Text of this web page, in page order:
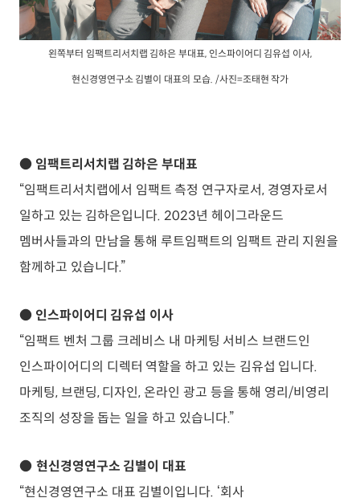
왼쪽부터 임팩트리서치랩 김하은 부대표, 인스파이어디 김유섭 이사,
현신경영연구소 김별이 대표의 모습. /사진=조태현 작가
● 임팩트리서치랩 김하은 부대표
“임팩트리서치랩에서 임팩트 측정 연구자로서, 경영자로서
일하고 있는 김하은입니다. 2023년 헤이그라운드
멤버사들과의 만남을 통해 루트임팩트의 임팩트 관리 지원을
함께하고 있습니다.”
● 인스파이어디 김유섭 이사
“임팩트 벤처 그룹 크레비스 내 마케팅 서비스 브랜드인
인스파이어디의 디렉터 역할을 하고 있는 김유섭 입니다.
마케팅, 브랜딩, 디자인, 온라인 광고 등을 통해 영리/비영리
조직의 성장을 돕는 일을 하고 있습니다.”
● 현신경영연구소 김별이 대표
“현신경영연구소 대표 김별이입니다. ‘회사